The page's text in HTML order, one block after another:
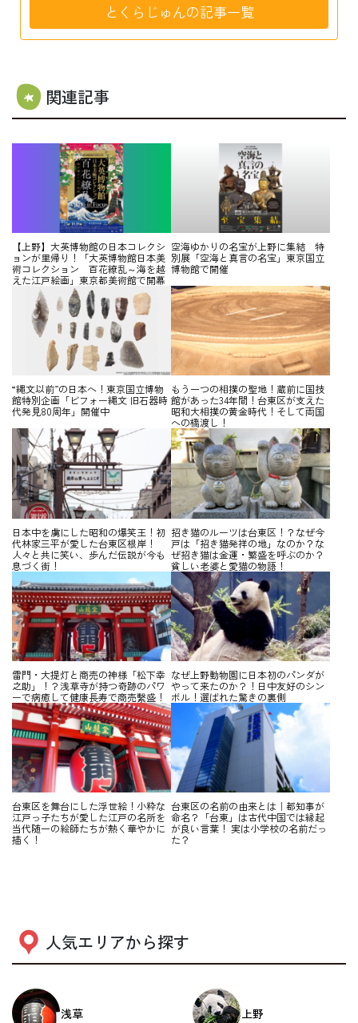
とくらじゅんの記事一覧
関連記事
【上野】大英博物館の日本コレクシ
ョンが里帰り！「大英博物館日本美
術コレクション 百花繚乱～海を越
えた江戸絵画」東京都美術館で開幕
空海ゆかりの名宝が上野に集結 特
別展「空海と真言の名宝」東京国立
博物館で開催
“縄文以前”の日本へ！東京国立博物
館特別企画「ビフォー縄文 旧石器時
代発見80周年」開催中
もう一つの相撲の聖地！蔵前に国技
館があった34年間！台東区が支えた
昭和大相撲の黄金時代！そして両国
への橋渡し！
日本中を虜にした昭和の爆笑王！初
代林家三平が愛した台東区根岸！
人々と共に笑い、歩んだ伝説が今も
息づく街！
招き猫のルーツは台東区！？なぜ今
戸は「招き猫発祥の地」なのか？な
ぜ招き猫は金運・繁盛を呼ぶのか？
貧しい老婆と愛猫の物語！
雷門・大提灯と商売の神様「松下幸
之助」！？浅草寺が持つ奇跡のパワ
ーで病癒して健康長寿で商売繫盛！
なぜ上野動物園に日本初のパンダが
やって来たのか？！日中友好のシン
ボル！選ばれた驚きの裏側
台東区を舞台にした浮世絵！小粋な
江戸っ子たちが愛した江戸の名所を
当代随一の絵師たちが熱く華やかに
描く！
台東区の名前の由来とは｜都知事が
命名？「台東」は古代中国では縁起
が良い言葉！ 実は小学校の名前だっ
た？
人気エリアから探す
浅草 上野